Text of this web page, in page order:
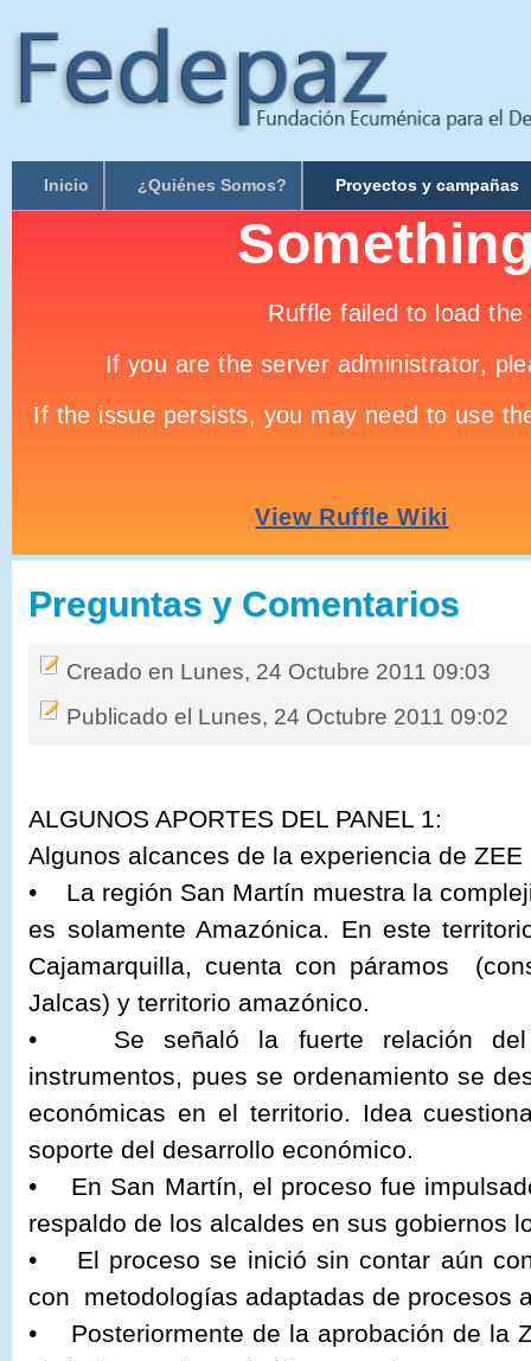
Inicio ¿Quiénes Somos? Proyectos y campañas
Preguntas y Comentarios
Creado en Lunes, 24 Octubre 2011 09:03
Publicado el Lunes, 24 Octubre 2011 09:02
ALGUNOS APORTES DEL PANEL 1:
Algunos alcances de la experiencia de ZEE
• La región San Martín muestra la
es solamente Amazónica. En este
Cajamarquilla, cuenta con páramos
Jalcas) y territorio amazónico.
• Se señaló la fuerte relación del
instrumentos, pues se ordenamiento se
económicas en el territorio. Idea
soporte del desarrollo económico.
• En San Martín, el proceso fue
respaldo de los alcaldes en sus gobiernos
• El proceso se inició sin contar aún
con metodologías adaptadas de procesos
• Posteriormente de la aprobación de la